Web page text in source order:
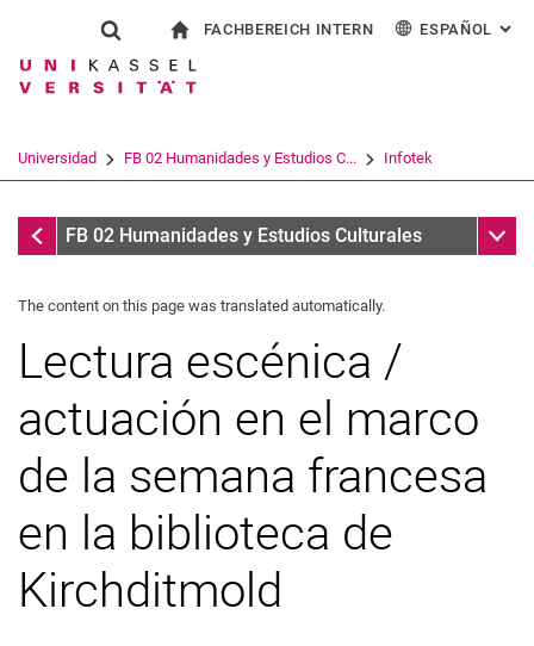
Jump directly to: content
Jump directly to: search
Jump directly to: main
Show search form
Search term
Search (opens an external link in a
FACHBEREICH INTERN ESPAÑOL :
Universidad FB 02 Humanidades y Estudios C... Infotek
InfotekFB 02 Humanidades y Estudios Culturales Sub
The content on this page was translated automatically.
Lectura escénica /
actuación en el marco
de la semana francesa
en la biblioteca de
Kirchditmold